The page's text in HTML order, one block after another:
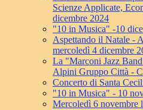
Scienze Applicate,
dicembre 2024
"10 in Musica" -10
Aspettando il Natale -
mercoledì 4 dicembre
La "Marconi Jazz
Alpini Gruppo Città -
Concerto di Santa
"10 in Musica" - 10
Mercoledì 6 novembre